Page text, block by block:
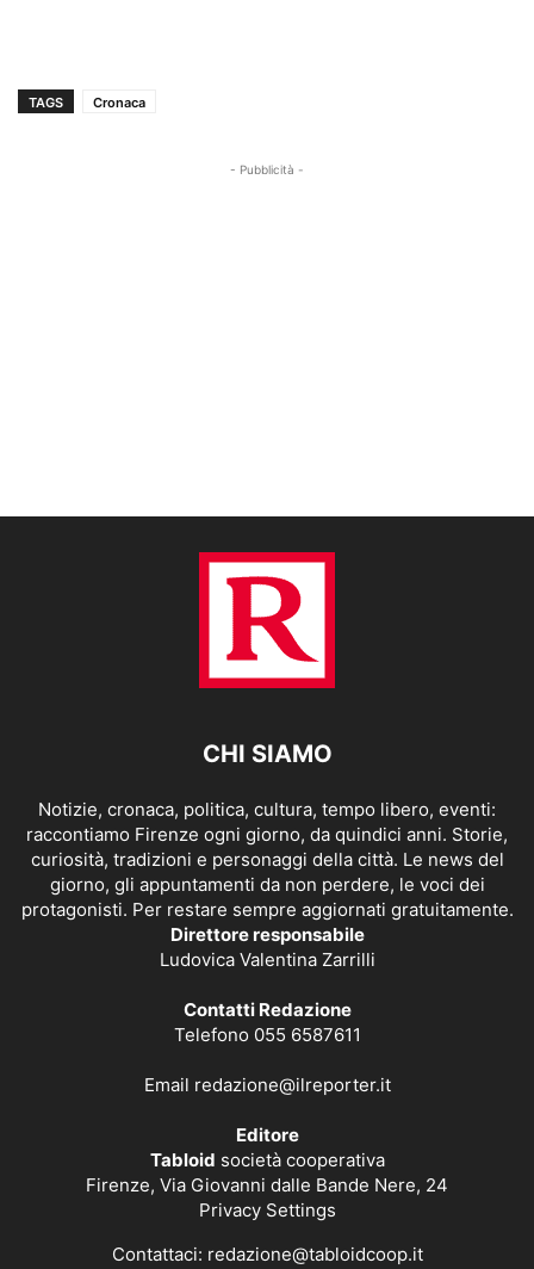
TAGS Cronaca
- Pubblicità -
CHI SIAMO
Notizie, cronaca, politica, cultura, tempo libero, eventi:
raccontiamo Firenze ogni giorno, da quindici anni. Storie,
curiosità, tradizioni e personaggi della città. Le news del
giorno, gli appuntamenti da non perdere, le voci dei
protagonisti. Per restare sempre aggiornati gratuitamente.
Direttore responsabile
Ludovica Valentina Zarrilli
Contatti Redazione
Telefono 055 6587611
Email redazione@ilreporter.it
Editore
Tabloid società cooperativa
Firenze, Via Giovanni dalle Bande Nere, 24
Privacy Settings
Contattaci: redazione@tabloidcoop.it